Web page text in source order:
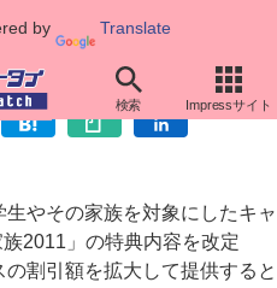
by Translate
検索 Impressサイト
ット定額サービスの割引拡大
やその家族を対象にしたキャ
2011」の特典内容を改定
割引額を拡大して提供すると